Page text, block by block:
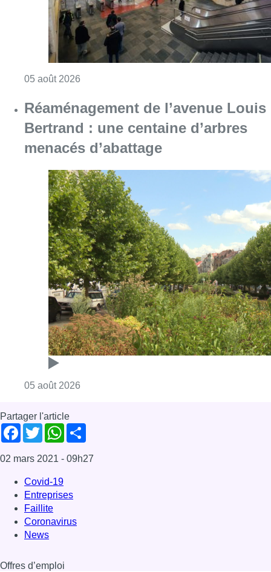
05 août 2026
Réaménagement de l’avenue Louis
Bertrand : une centaine d’arbres
menacés d’abattage
05 août 2026
Partager l'article
Facebook
TwitterWhatsApp
02 mars 2021 - 09h27
Covid-19
Entreprises
Faillite
Coronavirus
News
Offres d’emploi